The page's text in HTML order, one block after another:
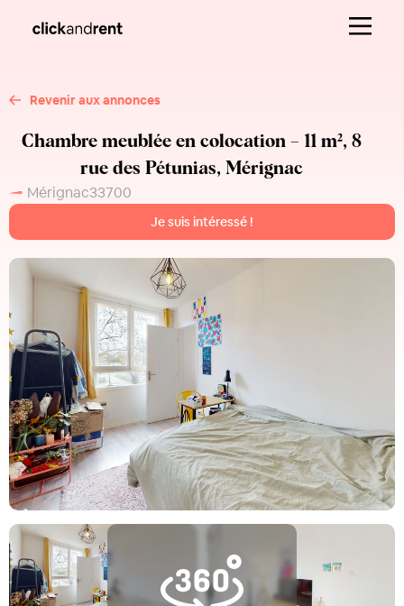
Revenir aux annonces
Chambre meublée en colocation – 11 m², 8
rue des Pétunias, Mérignac
Mérignac33700
Je suis intéressé !